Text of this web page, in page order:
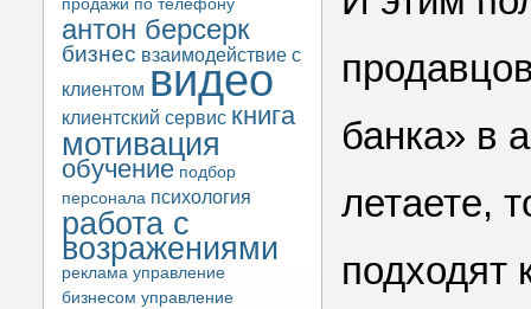
продажи по телефону
антон берсерк
бизнес взаимодействие с
клиентом видео
клиентский сервис книга
мотивация
обучение подбор
персонала психология
работа с
возражениями
реклама управление
бизнесом управление
банка» в
летаете,
подходят